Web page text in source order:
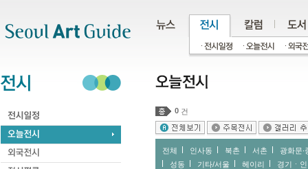
0 건
전체 인사동 북촌 서촌
광화문∙
성동
기타/서울 헤이리 경기ㆍ